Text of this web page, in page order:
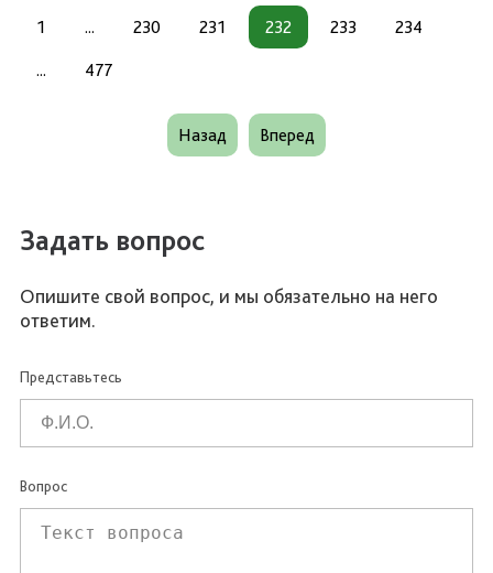
1 ... 230 231 232 233 234
... 477
Назад Вперед
Задать вопрос
Опишите свой вопрос, и мы обязательно на него
ответим.
Представьтесь
Вопрос